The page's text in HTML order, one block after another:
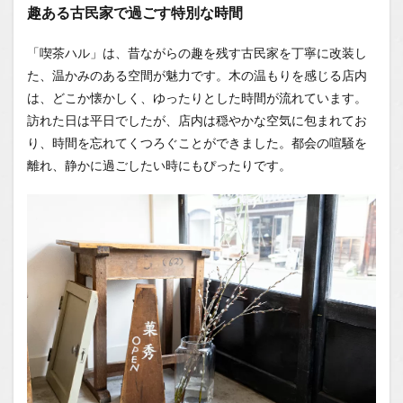
1.0.4
琲の豆
を使用
した、
至福の
一杯
1.0.5
プリン
ュ
1.0.6
「喫茶
ハル」
の魅力
はそれ
だけじ
ゃな
い！
趣ある古民家で過ごす特別な時間
「喫茶ハル」は、昔ながらの趣を残す古民家を丁寧に改装し
た、温かみのある空間が魅力です。木の温もりを感じる店内
は、どこか懐かしく、ゆったりとした時間が流れています。
訪れた日は平日でしたが、店内は穏やかな空気に包まれてお
り、時間を忘れてくつろぐことができました。都会の喧騒を
離れ、静かに過ごしたい時にもぴったりです。